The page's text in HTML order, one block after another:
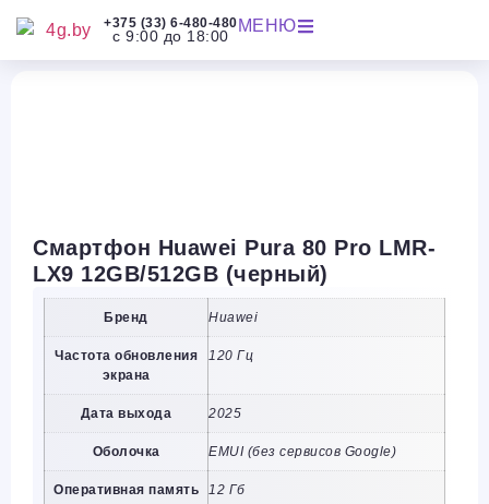
+375 (33) 6-480-480
с 9:00 до 18:00
МЕНЮ
Смартфон Huawei Pura 80 Pro LMR-
LX9 12GB/512GB (черный)
Бренд Huawei
Частота обновления
экрана
120 Гц
Дата выхода 2025
Оболочка EMUI (без сервисов Google)
Оперативная память 12 Гб